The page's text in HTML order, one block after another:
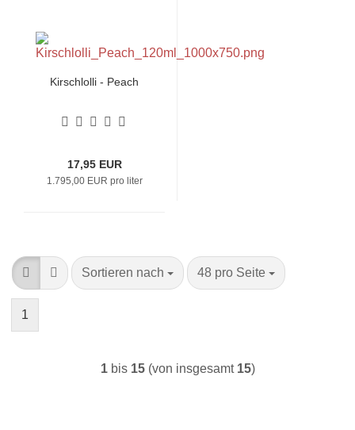
Kirschlolli - Peach
17,95 EUR
1.795,00 EUR pro liter
Sortieren nach
Sortieren nach 48 pro Seite
pro Seite
1
1bis 15(von insgesamt 15)